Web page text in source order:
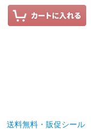
送料無料・販促シール